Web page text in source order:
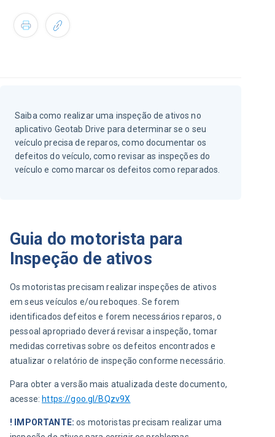
Saiba como realizar uma inspeção de ativos no
aplicativo Geotab Drive para determinar se o seu
veículo precisa de reparos, como documentar os
defeitos do veículo, como revisar as inspeções do
veículo e como marcar os defeitos como reparados.
Guia do motorista para
Inspeção de ativos
Os motoristas precisam realizar inspeções de ativos
em seus veículos e/ou reboques. Se forem
identificados defeitos e forem necessários reparos, o
pessoal apropriado deverá revisar a inspeção, tomar
medidas corretivas sobre os defeitos encontrados e
atualizar o relatório de inspeção conforme necessário.
Para obter a versão mais atualizada deste documento,
acesse: https://goo.gl/BQzv9X
! IMPORTANTE: os motoristas precisam realizar uma